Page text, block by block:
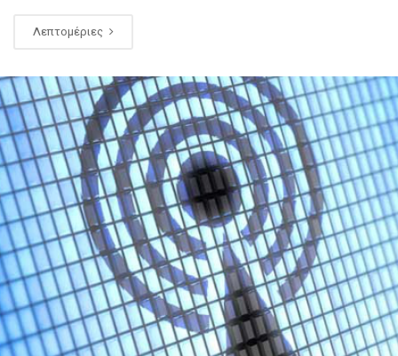
Λεπτομέριες